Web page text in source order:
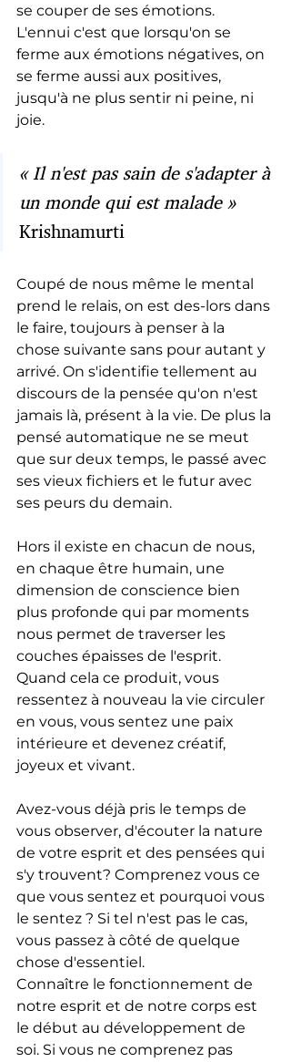
se couper de ses émotions.
L'ennui c'est que lorsqu'on se
ferme aux émotions négatives, on
se ferme aussi aux positives,
jusqu'à ne plus sentir ni peine, ni
joie.
« Il n'est pas sain de s'adapter à
un monde qui est malade »
Krishnamurti
Coupé de nous même le mental
prend le relais, on est des-lors dans
le faire, toujours à penser à la
chose suivante sans pour autant y
arrivé. On s'identifie tellement au
discours de la pensée qu'on n'est
jamais là, présent à la vie. De plus la
pensé automatique ne se meut
que sur deux temps, le passé avec
ses vieux fichiers et le futur avec
ses peurs du demain.
Hors il existe en chacun de nous,
en chaque être humain, une
dimension de conscience bien
plus profonde qui par moments
nous permet de traverser les
couches épaisses de l'esprit.
Quand cela ce produit, vous
ressentez à nouveau la vie circuler
en vous, vous sentez une paix
intérieure et devenez créatif,
joyeux et vivant.
Avez-vous déjà pris le temps de
vous observer, d'écouter la nature
de votre esprit et des pensées qui
s'y trouvent? Comprenez vous ce
que vous sentez et pourquoi vous
le sentez ? Si tel n'est pas le cas,
vous passez à côté de quelque
chose d'essentiel.
Connaître le fonctionnement de
notre esprit et de notre corps est
le début au développement de
soi. Si vous ne comprenez pas